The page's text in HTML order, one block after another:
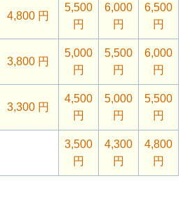
4,800 円
5,500
円
6,000
円
6,500
円
3,800 円
5,000
円
5,500
円
6,000
円
3,300 円
4,500
円
5,000
円
5,500
円
3,500
円
4,300
円
4,800
円